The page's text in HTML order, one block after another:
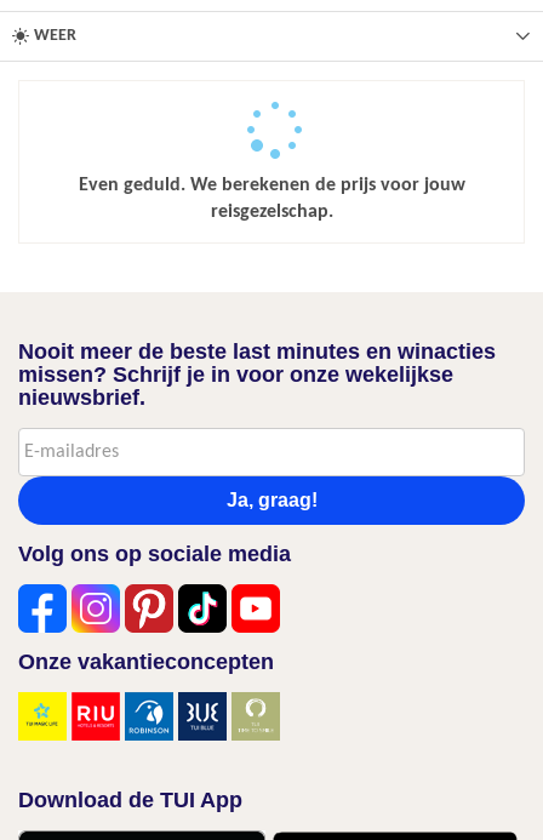
WEER
Even geduld. We berekenen de prijs voor jouw
reisgezelschap.
Nooit meer de beste last minutes en winacties
missen? Schrijf je in voor onze wekelijkse
nieuwsbrief.
Ja, graag!
Volg ons op sociale media
Onze vakantieconcepten
Download de TUI App